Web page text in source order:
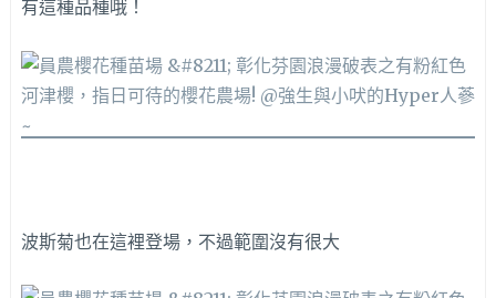
有這種品種哦！
波斯菊也在這裡登場，不過範圍沒有很大